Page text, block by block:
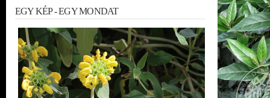
EGY KÉP - EGY MONDAT